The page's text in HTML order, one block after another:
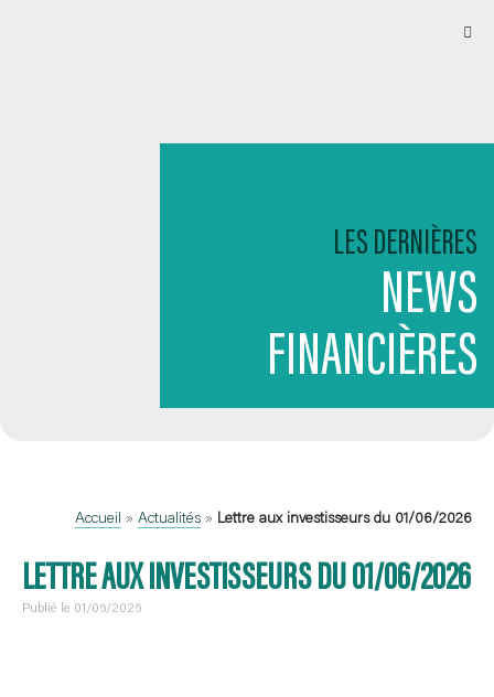
LES DERNIÈRES
NEWS
FINANCIÈRES
Accueil » Actualités » Lettre aux investisseurs du 01/06/2026
LETTRE AUX INVESTISSEURS DU 01/06/2026
Publié le 01/06/2026